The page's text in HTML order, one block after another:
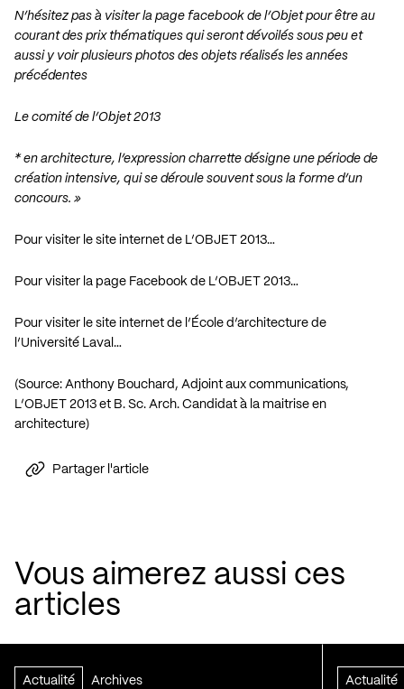
N’hésitez pas à visiter la page facebook de l’Objet pour être au
courant des prix thématiques qui seront dévoilés sous peu et
aussi y voir plusieurs photos des objets réalisés les années
précédentes
Le comité de l’Objet 2013
* en architecture, l’expression charrette désigne une période de
création intensive, qui se déroule souvent sous la forme d’un
concours. »
Pour visiter le site internet de L’OBJET 2013…
Pour visiter la page Facebook de L’OBJET 2013…
Pour visiter le site internet de l’École d’architecture de
l’Université Laval…
(Source: Anthony Bouchard, Adjoint aux communications,
L’OBJET 2013 et B. Sc. Arch. Candidat à la maitrise en
architecture)
Partager l'article
Vous aimerez aussi ces
articles
Actualité Archives Actualité